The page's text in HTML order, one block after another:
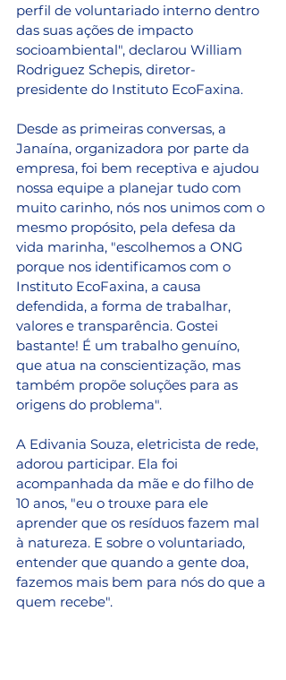
perfil de voluntariado interno dentro
das suas ações de impacto
socioambiental", declarou William
Rodriguez Schepis, diretor-
presidente do Instituto EcoFaxina.
Desde as primeiras conversas, a
Janaína, organizadora por parte da
empresa, foi bem receptiva e ajudou
nossa equipe a planejar tudo com
muito carinho, nós nos unimos com o
mesmo propósito, pela defesa da
vida marinha, "escolhemos a ONG
porque nos identificamos com o
Instituto EcoFaxina, a causa
defendida, a forma de trabalhar,
valores e transparência. Gostei
bastante! É um trabalho genuíno,
que atua na conscientização, mas
também propõe soluções para as
origens do problema".
A Edivania Souza, eletricista de rede,
adorou participar. Ela foi
acompanhada da mãe e do filho de
10 anos, "eu o trouxe para ele
aprender que os resíduos fazem mal
à natureza. E sobre o voluntariado,
entender que quando a gente doa,
fazemos mais bem para nós do que a
quem recebe".